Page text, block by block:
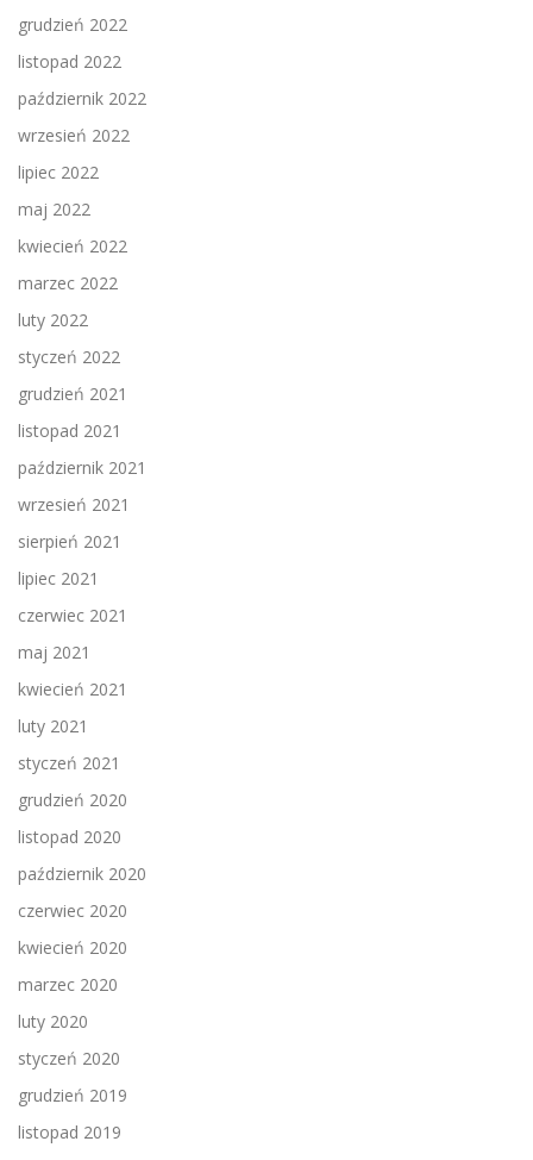
grudzień 2022
listopad 2022
październik 2022
wrzesień 2022
lipiec 2022
maj 2022
kwiecień 2022
marzec 2022
luty 2022
styczeń 2022
grudzień 2021
listopad 2021
październik 2021
wrzesień 2021
sierpień 2021
lipiec 2021
czerwiec 2021
maj 2021
kwiecień 2021
luty 2021
styczeń 2021
grudzień 2020
listopad 2020
październik 2020
czerwiec 2020
kwiecień 2020
marzec 2020
luty 2020
styczeń 2020
grudzień 2019
listopad 2019